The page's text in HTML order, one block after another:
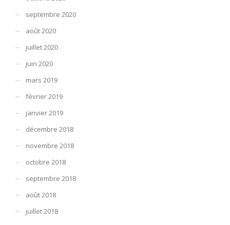
septembre 2020
août 2020
juillet 2020
juin 2020
mars 2019
février 2019
janvier 2019
décembre 2018
novembre 2018
octobre 2018
septembre 2018
août 2018
juillet 2018